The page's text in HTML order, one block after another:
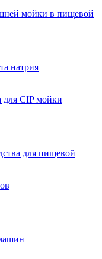
мойки в пищевой
натрия
CIP мойки
для пищевой